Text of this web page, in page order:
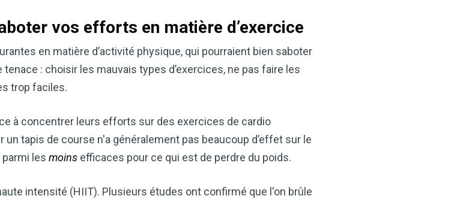
vos efforts en matière d’exercice
en matière d’activité physique, qui pourraient bien saboter
: choisir les mauvais types d’exercices, ne pas faire les
trop faciles.
à concentrer leurs efforts sur des exercices de cardio
tapis de course n'a généralement pas beaucoup d’effet sur le
les moins efficaces pour ce qui est de perdre du poids.
intensité (HIIT). Plusieurs études ont confirmé que l'on brûle